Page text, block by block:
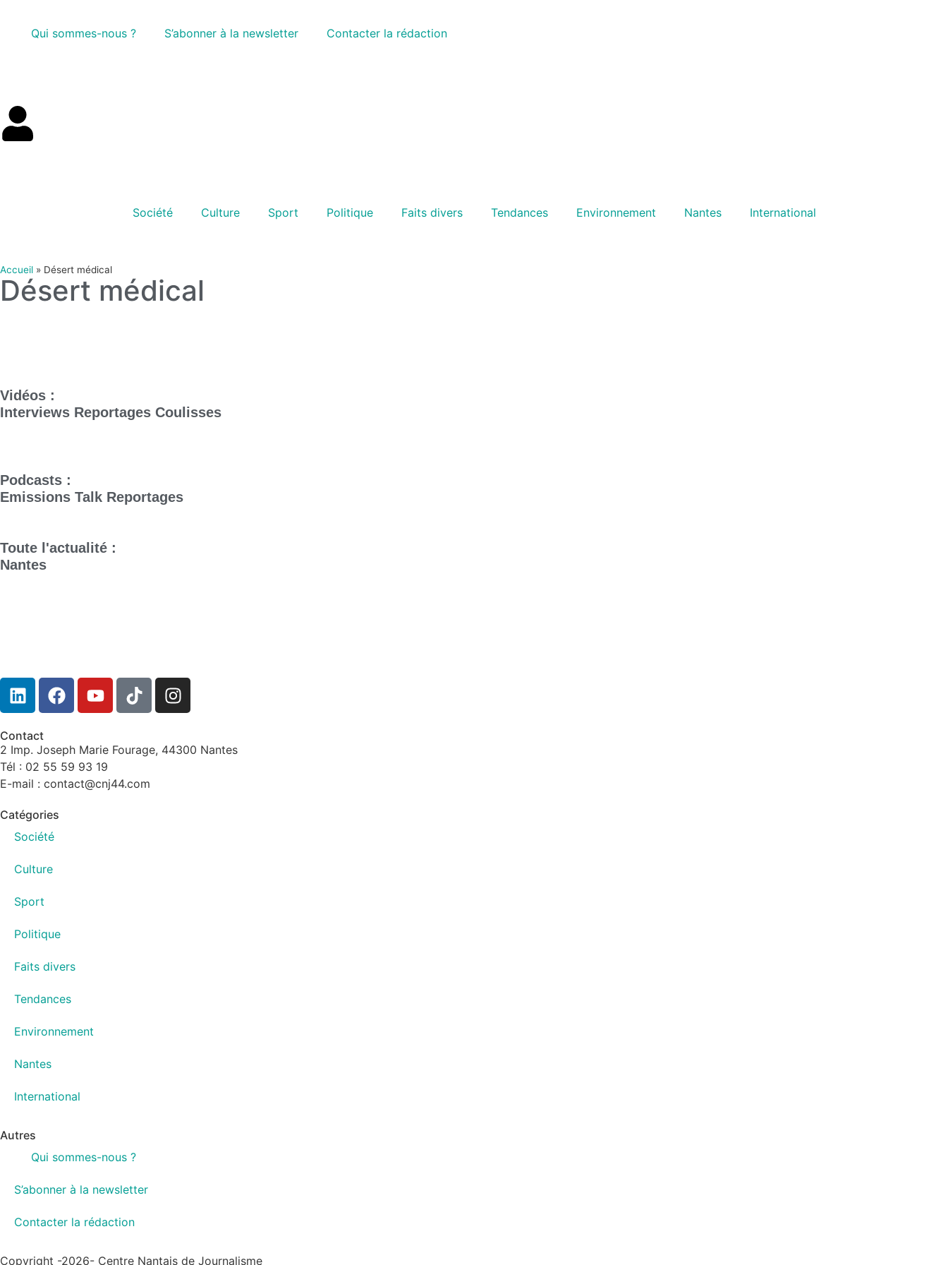
Qui sommes-nous ? S’abonner à la newsletter Contacter la rédaction
Société Culture Sport Politique Faits divers Tendances Environnement Nantes International
Accueil » Désert médical
Désert médical
Vidéos :
Interviews Reportages Coulisses
Podcasts :
Emissions Talk Reportages
Toute l'actualité :
Nantes
Contact
2 Imp. Joseph Marie Fourage, 44300 Nantes
Tél : 02 55 59 93 19
E-mail : contact@cnj44.com
Catégories
Société
Culture
Sport
Politique
Faits divers
Tendances
Environnement
Nantes
International
Autres
Qui sommes-nous ?
S’abonner à la newsletter
Contacter la rédaction
Copyright -2026- Centre Nantais de Journalisme